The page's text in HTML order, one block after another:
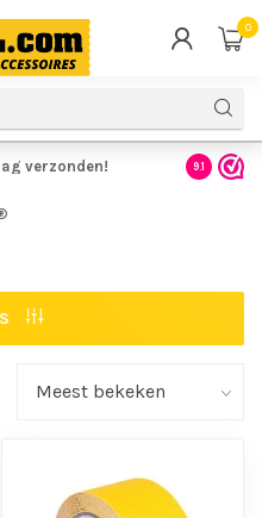
0
verzonden! 9.1